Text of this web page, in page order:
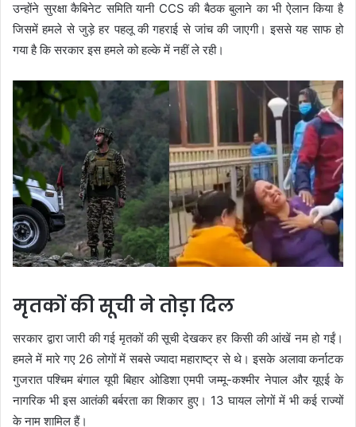
उन्होंने सुरक्षा कैबिनेट समिति यानी CCS की बैठक बुलाने का भी ऐलान किया है
जिसमें हमले से जुड़े हर पहलू की गहराई से जांच की जाएगी। इससे यह साफ हो
गया है कि सरकार इस हमले को हल्के में नहीं ले रही।
मृतकों की सूची ने तोड़ा दिल
सरकार द्वारा जारी की गई मृतकों की सूची देखकर हर किसी की आंखें नम हो गईं।
हमले में मारे गए 26 लोगों में सबसे ज्यादा महाराष्ट्र से थे। इसके अलावा कर्नाटक
गुजरात पश्चिम बंगाल यूपी बिहार ओडिशा एमपी जम्मू-कश्मीर नेपाल और यूएई के
नागरिक भी इस आतंकी बर्बरता का शिकार हुए। 13 घायल लोगों में भी कई राज्यों
के नाम शामिल हैं।